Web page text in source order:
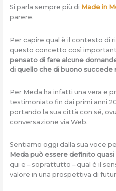
Si parla sempre più di Made in
parere.
Per capire qual è il contesto di
questo concetto così
pensato di fare alcune
di quello che di buono succede
Per Meda ha infatti una vera e
testimoniato fin dai primi anni
portando la sua città con sé,
conversazione via Web.
Sentiamo oggi dalla sua voce
Meda può essere definito quasi
qui e – soprattutto – qual è il
valore in una prospettiva di